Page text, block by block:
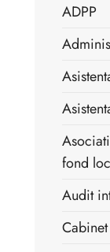
ADPP
fond
Audit